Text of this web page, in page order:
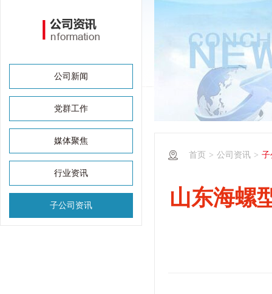
公司新闻
党群工作
媒体聚焦
行业资讯
子公司资讯
首页 > 公司资讯 > 子
山东海螺